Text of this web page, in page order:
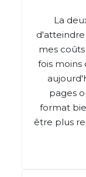
La
mes
fois moins
pages
format
être plus